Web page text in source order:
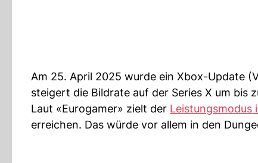
Am 25. April 2025 wurde ein Xbox-Update
steigert die Bildrate auf der Series X um bis
Laut «Eurogamer» zielt der Leistungsmodus
erreichen. Das würde vor allem in den